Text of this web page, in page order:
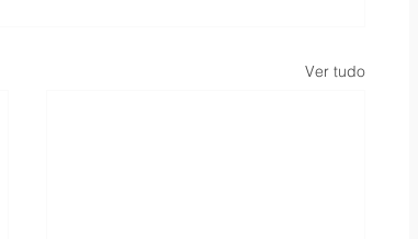
Ver tudo